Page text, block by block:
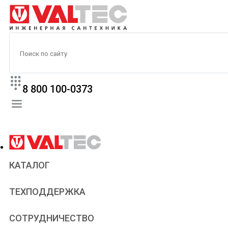
8 800 100-0373
КАТАЛОГ
ТЕХПОДДЕРЖКА
Паспорта и сертификаты
Статьи
СОТРУДНИЧЕСТВО
Сантехникам